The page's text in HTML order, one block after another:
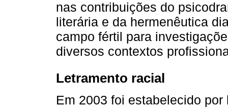
nas contribuições do
literária e da hermenêutica
campo fértil para
diversos contextos
Letramento racial
Em 2003 foi estabelecido